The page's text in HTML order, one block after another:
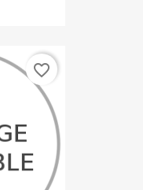
favorite_border